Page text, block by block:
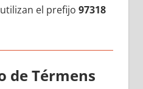
el prefijo 97318
dе Térmens